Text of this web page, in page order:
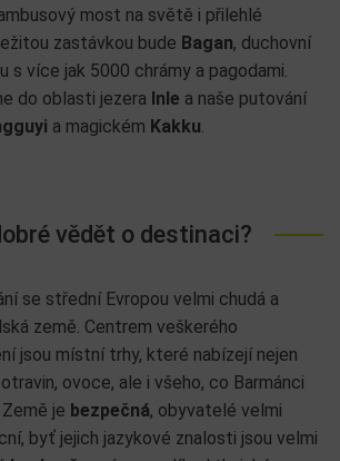
most na světě i přilehlé
zastávkou bude Bagan, duchovní
s více jak 5000 chrámy a pagodami.
do oblasti jezera Inle a naše putování
a magickém Kakku.
vědět o destinaci?
se střední Evropou velmi chudá a
země. Centrem veškerého
jsou místní trhy, které nabízejí nejen
ovoce, ale i všeho, co Barmánci
je bezpečná, obyvatelé velmi
byť jejich jazykové znalosti jsou velmi